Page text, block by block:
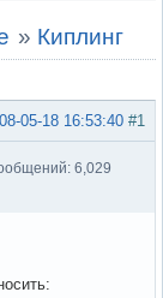
» Киплинг
#1
05-18 16:53:40
6,029